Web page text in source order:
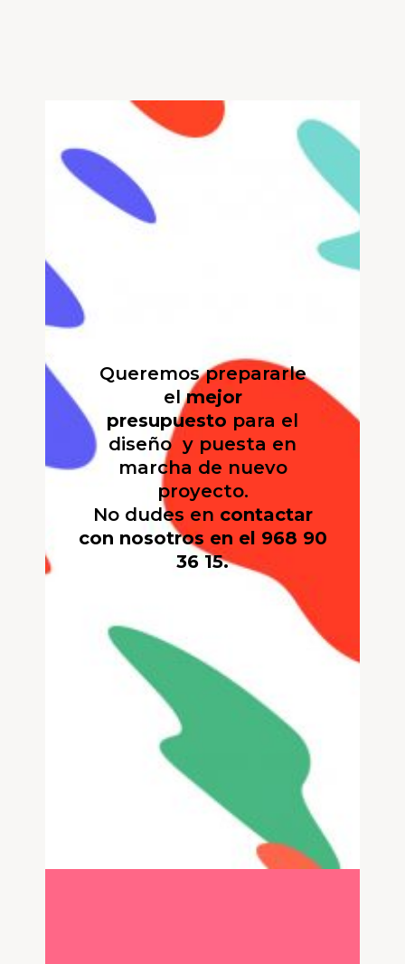
Queremos prepararle
elmejor
presupuesto para el
diseño y puesta en
marcha de nuevo
proyecto.
No dudes en contactar
con nosotros en el 968 90
36 15.